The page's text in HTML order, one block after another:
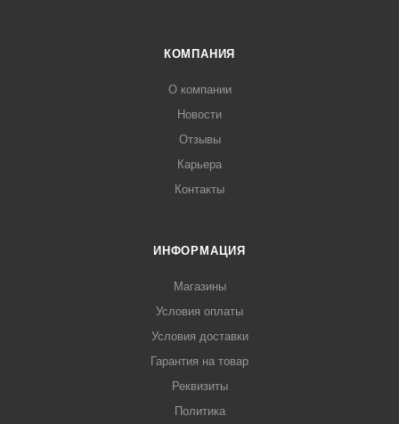
КОМПАНИЯ
О компании
Новости
Отзывы
Карьера
Контакты
ИНФОРМАЦИЯ
Магазины
Условия оплаты
Условия доставки
Гарантия на товар
Реквизиты
Политика